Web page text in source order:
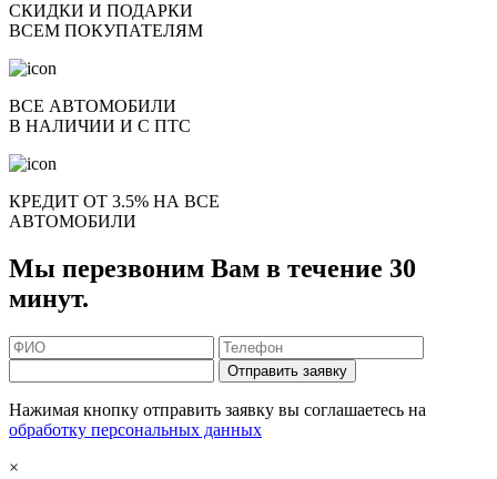
СКИДКИ И ПОДАРКИ
ВСЕМ ПОКУПАТЕЛЯМ
ВСЕ АВТОМОБИЛИ
В НАЛИЧИИ И С ПТС
КРЕДИТ ОТ 3.5% НА ВСЕ
АВТОМОБИЛИ
Мы перезвоним Вам в течение 30
минут.
Отправить заявку
Нажимая кнопку отправить заявку вы соглашаетесь на
обработку персональных данных
×